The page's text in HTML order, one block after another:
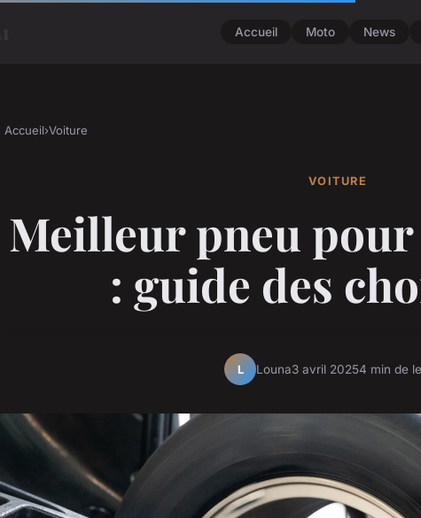
Accueil Moto News
Accueil›Voiture
VOITURE
Meilleur pneu pour
: guide des
L Louna3 avril 20254 min de